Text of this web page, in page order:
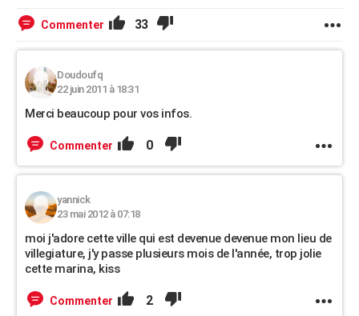
Commenter 33
Doudoufq
22 juin 2011 à 18:31
Merci beaucoup pour vos infos.
Commenter 0
yannick
23 mai 2012 à 07:18
moi j'adore cette ville qui est devenue devenue mon lieu de
villegiature, j'y passe plusieurs mois de l'année, trop jolie
cette marina, kiss
Commenter 2